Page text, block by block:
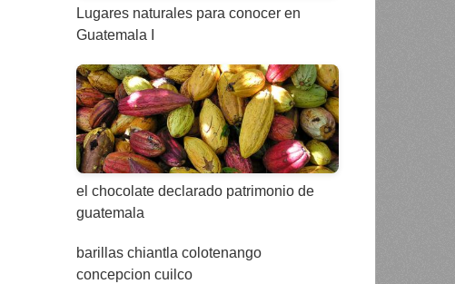
Lugares naturales para conocer en
Guatemala I
el chocolate declarado patrimonio de
guatemala
barillas chiantla colotenango
concepcion cuilco